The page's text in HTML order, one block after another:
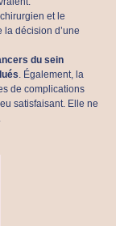
et le
décision d’une
du sein
. Également, la
de complications
satisfaisant. Elle ne